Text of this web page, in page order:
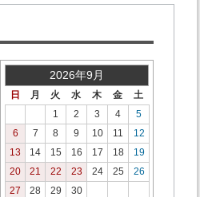
2026年9月
日 月 火 水 木 金
土
1
2 3 4
5
6
7 8 9 10 11
12
13
14 15 16 17 18
19
20
21 22 23 24 25
26
27
28 29 30